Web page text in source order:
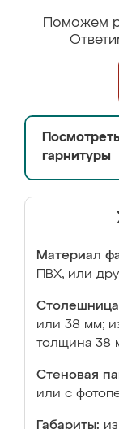
Поможем
гарнитуры
Материал
ПВХ, или
или 38 мм;
толщина 38
Стеновая
или с
Габариты: